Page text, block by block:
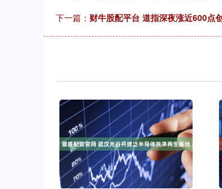
下一篇： 财牛股配平台 道指深夜涨近600点